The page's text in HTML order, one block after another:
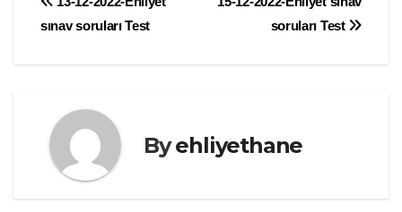
soruları Test
sınav soruları Test
Byehliyethane